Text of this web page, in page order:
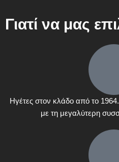
Γιατί να μας
Ηγέτες στον κλάδο από το 1964.
με τη μεγαλύτερη